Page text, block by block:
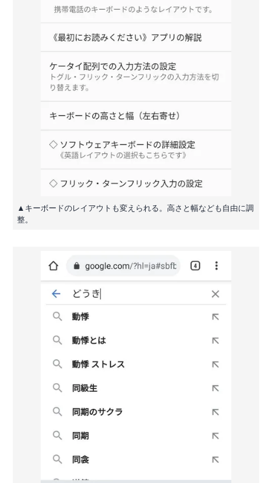
▲キーボードのレイアウトも変えられる。高さと幅なども自由に調
整。